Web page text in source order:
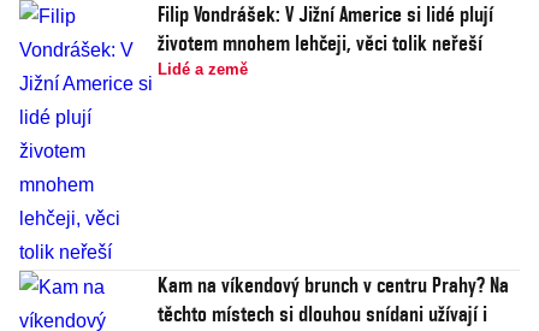
Filip Vondrášek: V Jižní Americe si lidé plují
životem mnohem lehčeji, věci tolik neřeší
Lidé a země
Kam na víkendový brunch v centru Prahy? Na
těchto místech si dlouhou snídani užívají i